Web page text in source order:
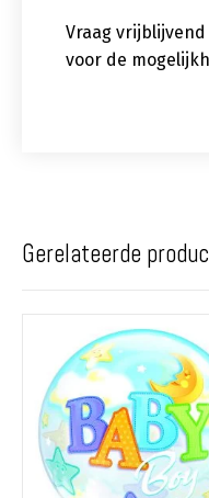
Vraag
voor de
Gerelateerde